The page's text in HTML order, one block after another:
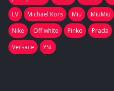
LV
Michael Kors Miu MiuMiu
Nike
Off white Pinko Prada
Versace
YSL